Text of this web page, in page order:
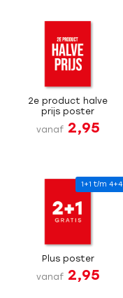
2e product halve
prijs poster
vanaf 2,95
1+1 t/m 4+4
Plus poster
vanaf 2,95